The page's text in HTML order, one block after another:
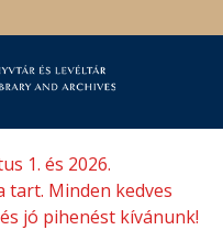
1. és 2026.
tart. Minden kedves
jó pihenést kívánunk!